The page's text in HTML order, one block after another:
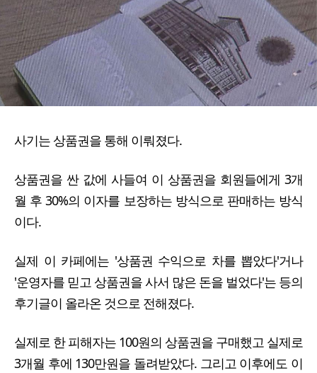
사기는 상품권을 통해 이뤄졌다.
상품권을 싼 값에 사들여 이 상품권을 회원들에게 3개
월 후 30%의 이자를 보장하는 방식으로 판매하는 방식
이다.
실제 이 카페에는 '상품권 수익으로 차를 뽑았다'거나
'운영자를 믿고 상품권을 사서 많은 돈을 벌었다'는 등의
후기글이 올라온 것으로 전해졌다.
실제로 한 피해자는 100원의 상품권을 구매했고 실제로
3개월 후에 130만원을 돌려받았다. 그리고 이후에도 이